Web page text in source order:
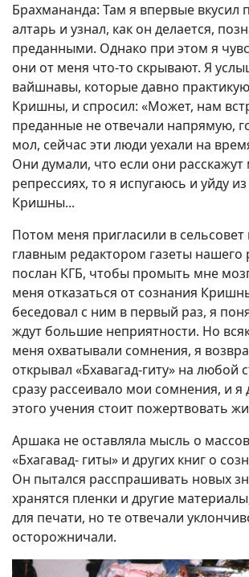
Брахмананда: Там я впервые вкусил
алтарь и узнал, как он делается,
преданными. Однако при этом я
они от меня что-то скрывают. Я
вайшнавы, которые давно
Кришны, и спросил: «Может, нам
преданные не отвечали напрямую,
мол, сейчас эти люди уехали на
Они думали, что если они расскажут
репрессиях, то я испугаюсь и уйду
Кришны...
Потом меня пригласили в сельсовет
главным редактором газеты
послан КГБ, чтобы промыть мне
меня отказаться от сознания
беседовал с ним в первый раз, я
ждут большие неприятности. Но
меня охватывали сомнения, я
открывал «Бхавагад-гиту» на любой
сразу рассеивало мои сомнения, и я
этого учения стоит пожертвовать
Аршака не оставляла мысль о
«Бхагавад- гиты» и других книг о
Он пытался расспрашивать новых
хранятся пленки и другие
для печати, но те отвечали
осторожничали.